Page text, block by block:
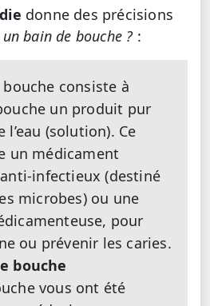
donne des précisions
bain de bouche ? :
consiste à
un produit pur
(solution). Ce
un médicament
infectieux (destiné
microbes) ou une
pour
ou prévenir les caries.
bouche
vous ont été